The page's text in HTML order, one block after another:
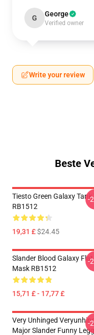
G George
Verified owner
Write your review
Beste
Tiesto Green Galaxy Tank
RB1512
19,31 £$24.45
-
Slander Blood Galaxy Flat
Mask RB1512
15,71 £ - 17,77 £
-
Very Unhinged
Major Slander Funny
-